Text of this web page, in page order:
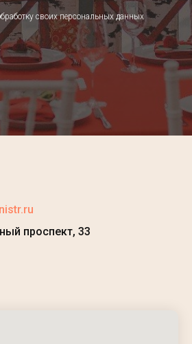
своих персональных данных
проспект, 33